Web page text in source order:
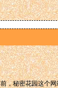
，秘密花园这个